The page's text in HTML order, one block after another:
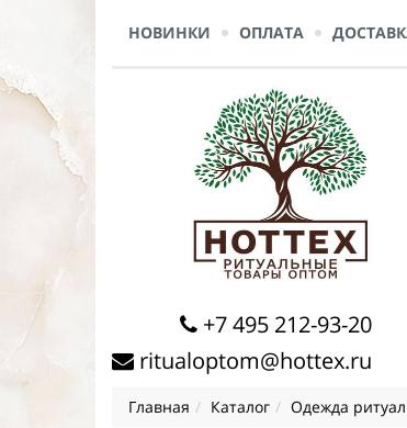
НОВИНКИ ОПЛАТА
+7 495 212-93-20
ritualoptom@hottex.ru
Главная Каталог Одежда